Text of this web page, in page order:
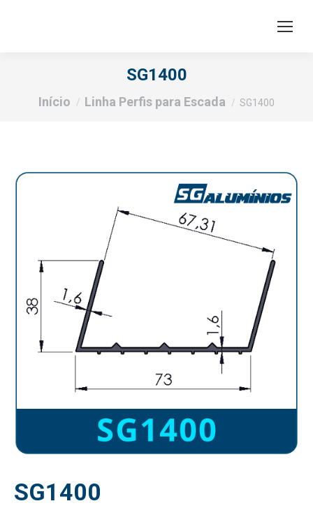
SG1400
Você está aqui:
Início Linha Perfis para Escada SG1400
SG1400